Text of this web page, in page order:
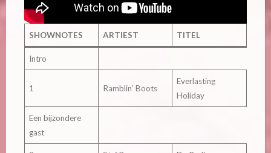
SHOWNOTES ARTIEST TITEL
Intro
1 Ramblin’ Boots
Everlasting
Holiday
Een bijzondere
gast